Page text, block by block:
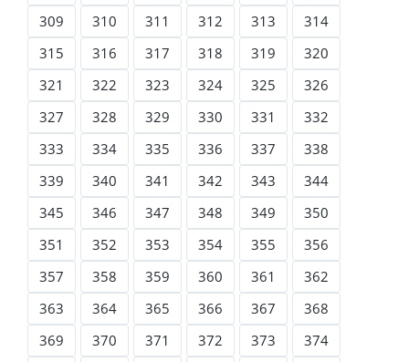
309
310 311 312 313
314
315
316 317 318 319
320
321
322 323 324 325
326
327
328 329 330 331
332
333
334 335 336 337
338
339
340 341 342 343
344
345
346 347 348 349
350
351
352 353 354 355
356
357
358 359 360 361
362
363
364 365 366 367
368
369
370 371 372 373 374